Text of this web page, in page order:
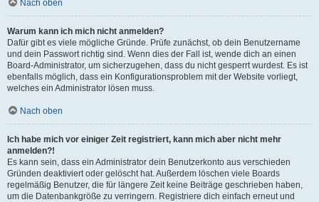
Nach oben
Warum kann ich mich nicht anmelden?
Dafür gibt es viele mögliche Gründe. Prüfe zunächst, ob dein Benutzername
und dein Passwort richtig sind. Wenn dies der Fall ist, wende dich an einen
Board-Administrator, um sicherzugehen, dass du nicht gesperrt wurdest. Es ist
ebenfalls möglich, dass ein Konfigurationsproblem mit der Website vorliegt,
welches ein Administrator lösen muss.
Nach oben
Ich habe mich vor einiger Zeit registriert, kann mich aber nicht mehr
anmelden?!
Es kann sein, dass ein Administrator dein Benutzerkonto aus verschieden
Gründen deaktiviert oder gelöscht hat. Außerdem löschen viele Boards
regelmäßig Benutzer, die für längere Zeit keine Beiträge geschrieben haben,
um die Datenbankgröße zu verringern. Registriere dich einfach erneut und